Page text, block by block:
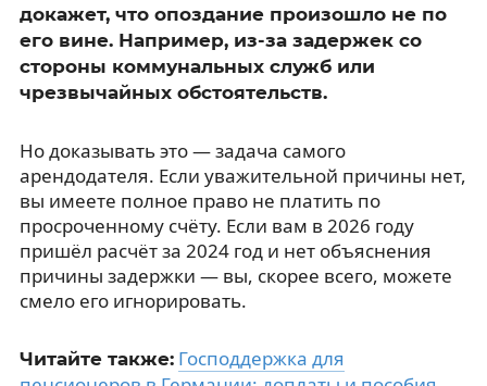
докажет, что опоздание произошло не по
его вине. Например, из-за задержек со
стороны коммунальных служб или
чрезвычайных обстоятельств.
Но доказывать это — задача самого
арендодателя. Если уважительной причины нет,
вы имеете полное право не платить по
просроченному счёту. Если вам в 2026 году
пришёл расчёт за 2024 год и нет объяснения
причины задержки — вы, скорее всего, можете
смело его игнорировать.
Читайте также: Господдержка для